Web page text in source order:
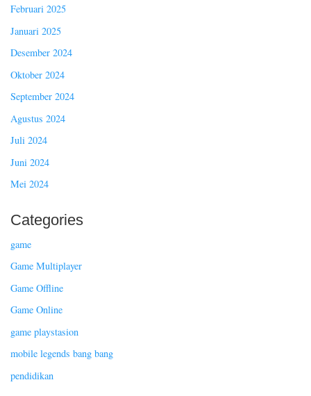
Februari 2025
Januari 2025
Desember 2024
Oktober 2024
September 2024
Agustus 2024
Juli 2024
Juni 2024
Mei 2024
Categories
game
Game Multiplayer
Game Offline
Game Online
game playstasion
mobile legends bang bang
pendidikan